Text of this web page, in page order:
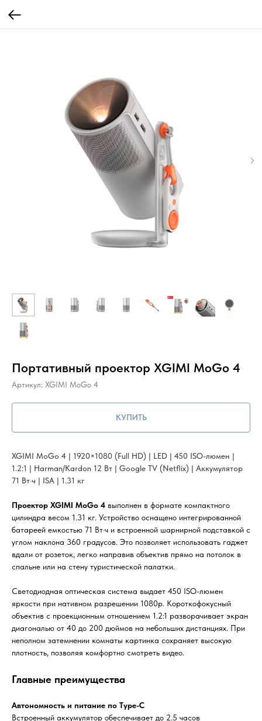
Портативный проектор XGIMI MoGo 4
Артикул: XGIMI MoGo 4
КУПИТЬ
XGIMI MoGo 4 | 1920×1080 (Full HD) | LED | 450 ISO-люмен |
1.2:1 | Harman/Kardon 12 Вт | Google TV (Netflix) | Аккумулятор
71 Вт·ч | ISA | 1.31 кг
Проектор XGIMI MoGo 4 выполнен в формате компактного
цилиндра весом 1.31 кг. Устройство оснащено интегрированной
батареей емкостью 71 Вт·ч и встроенной шарнирной подставкой с
углом наклона 360 градусов. Это позволяет использовать гаджет
вдали от розеток, легко направив объектив прямо на потолок в
спальне или на стену туристической палатки.
Светодиодная оптическая система выдает 450 ISO-люмен
яркости при нативном разрешении 1080p. Короткофокусный
объектив с проекционным отношением 1.2:1 разворачивает экран
диагональю от 40 до 200 дюймов на небольших дистанциях. При
неполном затемнении комнаты картинка сохраняет высокую
плотность, позволяя комфортно смотреть видео.
Главные преимущества
Автономность и питание по Type-C
Встроенный аккумулятор обеспечивает до 2.5 часов